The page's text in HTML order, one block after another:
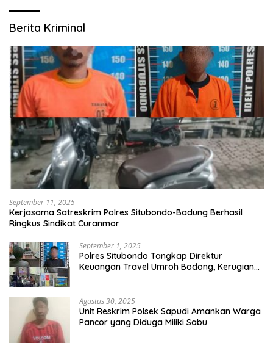
Berita Kriminal
September 11, 2025
Kerjasama Satreskrim Polres Situbondo-Badung Berhasil
Ringkus Sindikat Curanmor
September 1, 2025
Polres Situbondo Tangkap Direktur
Keuangan Travel Umroh Bodong, Kerugian
Agustus 30, 2025
Unit Reskrim Polsek Sapudi Amankan Warga
Pancor yang Diduga Miliki Sabu